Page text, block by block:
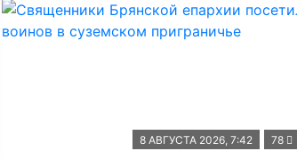
8 АВГУСТА 2026, 7:42 78